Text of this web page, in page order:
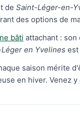
de Saint-Léger-en-
des options de
bâti attachant :
en Yvelines est
saison mérite
en hiver. Venez